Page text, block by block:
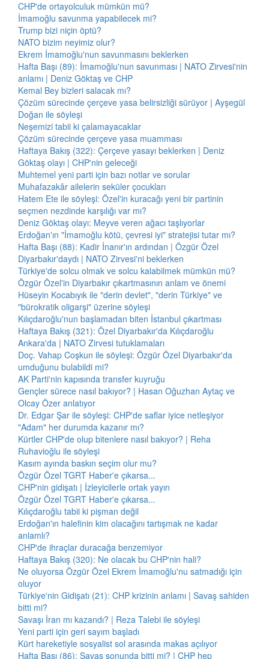
CHP'de ortayolculuk mümkün mü?
İmamoğlu savunma yapabilecek mi?
Trump bizi niçin öptü?
NATO bizim neyimiz olur?
Ekrem İmamoğlu'nun savunmasını beklerken
Hafta Başı (89): İmamoğlu'nun savunması | NATO Zirvesi'nin
anlamı | Deniz Göktaş ve CHP
Kemal Bey bizleri salacak mı?
Çözüm sürecinde çerçeve yasa belirsizliği sürüyor | Ayşegül
Doğan ile söyleşi
Neşemizi tabii ki çalamayacaklar
Çözüm sürecinde çerçeve yasa muamması
Haftaya Bakış (322): Çerçeve yasayı beklerken | Deniz
Göktaş olayı | CHP'nin geleceği
Muhtemel yeni parti için bazı notlar ve sorular
Muhafazakâr ailelerin seküler çocukları
Hatem Ete ile söyleşi: Özel'in kuracağı yeni bir partinin
seçmen nezdinde karşılığı var mı?
Deniz Göktaş olayı: Meyve veren ağacı taşlıyorlar
Erdoğan'ın "İmamoğlu kötü, çevresi iyi" stratejisi tutar mı?
Hafta Başı (88): Kadir İnanır'ın ardından | Özgür Özel
Diyarbakır'daydı | NATO Zirvesi'ni beklerken
Türkiye'de solcu olmak ve solcu kalabilmek mümkün mü?
Özgür Özel'in Diyarbakır çıkartmasının anlam ve önemi
Hüseyin Kocabıyık ile "derin devlet", "derin Türkiye" ve
"bürokratik oligarşi" üzerine söyleşi
Kılıçdaroğlu'nun başlamadan biten İstanbul çıkartması
Haftaya Bakış (321): Özel Diyarbakır'da Kılıçdaroğlu
Ankara'da | NATO Zirvesi tutuklamaları
Doç. Vahap Coşkun ile söyleşi: Özgür Özel Diyarbakır'da
umduğunu bulabildi mi?
AK Parti'nin kapısında transfer kuyruğu
Gençler sürece nasıl bakıyor? | Hasan Oğuzhan Aytaç ve
Olcay Özer anlatıyor
Dr. Edgar Şar ile söyleşi: CHP'de saflar iyice netleşiyor
"Adam" her durumda kazanır mı?
Kürtler CHP'de olup bitenlere nasıl bakıyor? | Reha
Ruhavioğlu ile söyleşi
Kasım ayında baskın seçim olur mu?
Özgür Özel TGRT Haber'e çıkarsa...
CHP'nin gidişatı | İzleyicilerle ortak yayın
Özgür Özel TGRT Haber'e çıkarsa...
Kılıçdaroğlu tabii ki pişman değil
Erdoğan'ın halefinin kim olacağını tartışmak ne kadar
anlamlı?
CHP'de ihraçlar duracağa benzemiyor
Haftaya Bakış (320): Ne olacak bu CHP'nin hali?
Ne oluyorsa Özgür Özel Ekrem İmamoğlu'nu satmadığı için
oluyor
Türkiye'nin Gidişatı (21): CHP krizinin anlamı | Savaş sahiden
bitti mi?
Savaşı İran mı kazandı? | Reza Talebi ile söyleşi
Yeni parti için geri sayım başladı
Kürt hareketiyle sosyalist sol arasında makas açılıyor
Hafta Başı (86): Savaş sonunda bitti mi? | CHP hep